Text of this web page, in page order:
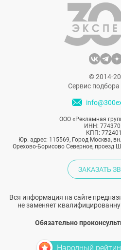
© 2014-
Сервис подбора
ООО «Рекламная
ИНН:
КПП:
Юр. адрес: 115569, Город Москва,
Орехово-Борисово Северное, проезд
ЗАКАЗАТЬ
Вся информация на сайте
не заменяет
Обязательно
Народный